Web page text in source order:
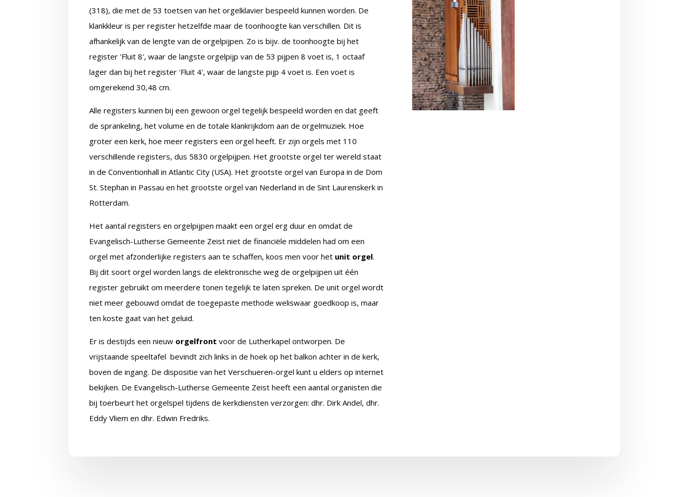
(318), die met de 53 toetsen van het orgelklavier bespeeld kunnen worden. De
klankkleur is per register hetzelfde maar de toonhoogte kan verschillen. Dit is
afhankelijk van de lengte van de orgelpijpen. Zo is bijv. de toonhoogte bij het
register 'Fluit 8', waar de langste orgelpijp van de 53 pijpen 8 voet is, 1 octaaf
lager dan bij het register 'Fluit 4', waar de langste pijp 4 voet is. Een voet is
omgerekend 30,48 cm.
Alle registers kunnen bij een gewoon orgel tegelijk bespeeld worden en dat geeft
de sprankeling, het volume en de totale klankrijkdom aan de orgelmuziek. Hoe
groter een kerk, hoe meer registers een orgel heeft. Er zijn orgels met 110
verschillende registers, dus 5830 orgelpijpen. Het grootste orgel ter wereld staat
in de Conventionhall in Atlantic City (USA). Het grootste orgel van Europa in de Dom
St. Stephan in Passau en het grootste orgel van Nederland in de Sint Laurenskerk in
Rotterdam.
Het aantal registers en orgelpijpen maakt een orgel erg duur en omdat de
Evangelisch-Lutherse Gemeente Zeist niet de financiële middelen had om een
orgel met afzonderlijke registers aan te schaffen, koos men voor het unit orgel.
Bij dit soort orgel worden langs de elektronische weg de orgelpijpen uit één
register gebruikt om meerdere tonen tegelijk te laten spreken. De unit orgel wordt
niet meer gebouwd omdat de toegepaste methode weliswaar goedkoop is, maar
ten koste gaat van het geluid.
Er is destijds een nieuw orgelfront voor de Lutherkapel ontworpen. De
vrijstaande speeltafel bevindt zich links in de hoek op het balkon achter in de kerk,
boven de ingang. De dispositie van het Verschueren-orgel kunt u elders op internet
bekijken. De Evangelisch-Lutherse Gemeente Zeist heeft een aantal organisten die
bij toerbeurt het orgelspel tijdens de kerkdiensten verzorgen: dhr. Dirk Andel, dhr.
Eddy Vliem en dhr. Edwin Fredriks.